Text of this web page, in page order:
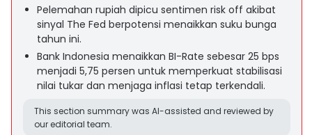
Pelemahan rupiah dipicu sentimen risk off akibat
sinyal The Fed berpotensi menaikkan suku bunga
tahun ini.
Bank Indonesia menaikkan BI-Rate sebesar 25 bps
menjadi 5,75 persen untuk memperkuat stabilisasi
nilai tukar dan menjaga inflasi tetap terkendali.
This section summary was AI-assisted and reviewed by
our editorial team.